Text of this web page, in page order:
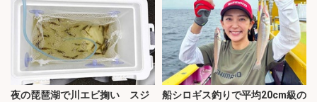
夜の琵琶湖で川エビ掬い スジ
船シロギス釣りで平均20cm級の